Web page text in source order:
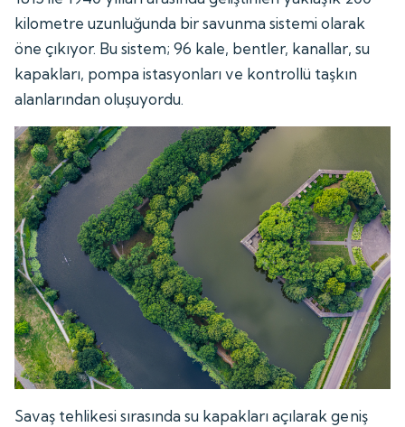
kilometre uzunluğunda bir savunma sistemi olarak
öne çıkıyor. Bu sistem; 96 kale, bentler, kanallar, su
kapakları, pompa istasyonları ve kontrollü taşkın
alanlarından oluşuyordu.
Savaş tehlikesi sırasında su kapakları açılarak geniş